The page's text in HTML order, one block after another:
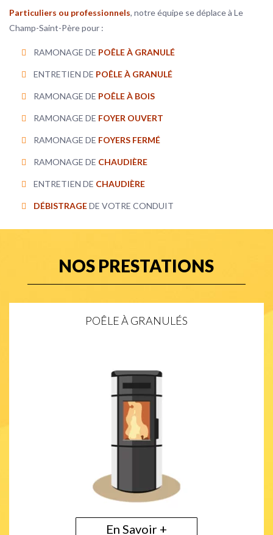
Particuliers ou professionnels, notre équipe se déplace à Le
Champ-Saint-Père pour :
RAMONAGE DE POÊLE À GRANULÉ
ENTRETIEN DE POÊLE À GRANULÉ
RAMONAGE DE POÊLE À BOIS
RAMONAGE DE FOYER OUVERT
RAMONAGE DE FOYERS FERMÉ
RAMONAGE DE CHAUDIÈRE
ENTRETIEN DE CHAUDIÈRE
DÉBISTRAGEDE VOTRE CONDUIT
NOS PRESTATIONS
POÊLE À GRANULÉS
En Savoir +